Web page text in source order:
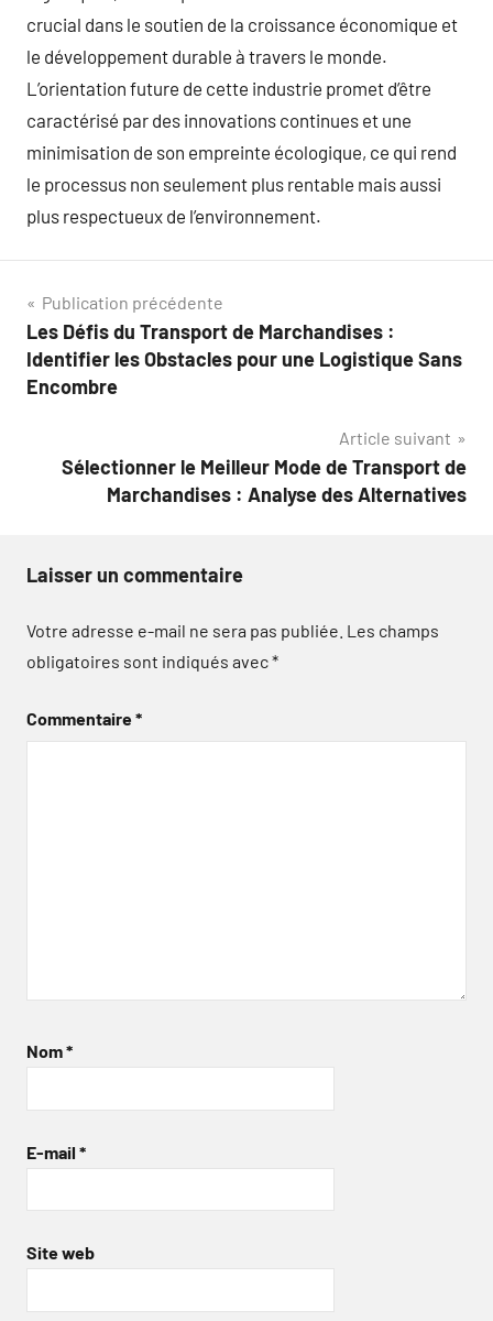
crucial dans le soutien de la croissance économique et
le développement durable à travers le monde.
L’orientation future de cette industrie promet d’être
caractérisé par des innovations continues et une
minimisation de son empreinte écologique, ce qui rend
le processus non seulement plus rentable mais aussi
plus respectueux de l’environnement.
Navigation
de
l’article
Publication précédente
Les Défis du Transport de Marchandises :
Identifier les Obstacles pour une Logistique Sans
Encombre
Article suivant
Sélectionner le Meilleur Mode de Transport de
Marchandises : Analyse des Alternatives
Laisser un commentaire
Votre adresse e-mail ne sera pas publiée. Les champs
obligatoires sont indiqués avec*
Commentaire*
Nom*
E-mail *
Site web